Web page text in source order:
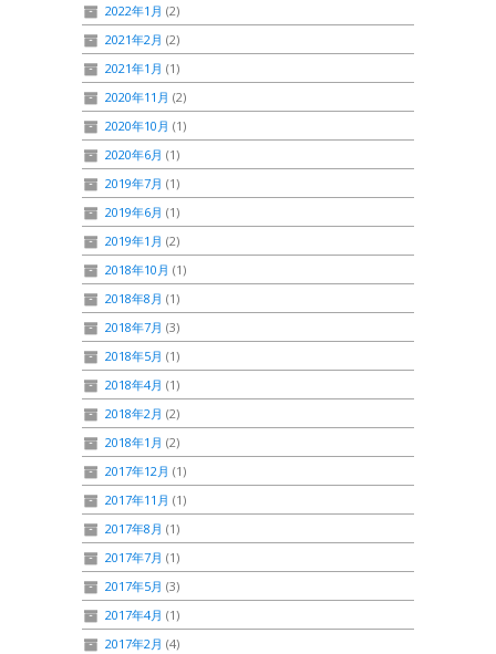
2022年1月 (2)
2021年2月 (2)
2021年1月 (1)
2020年11月 (2)
2020年10月 (1)
2020年6月 (1)
2019年7月 (1)
2019年6月 (1)
2019年1月 (2)
2018年10月 (1)
2018年8月 (1)
2018年7月 (3)
2018年5月 (1)
2018年4月 (1)
2018年2月 (2)
2018年1月 (2)
2017年12月 (1)
2017年11月 (1)
2017年8月 (1)
2017年7月 (1)
2017年5月 (3)
2017年4月 (1)
2017年2月 (4)